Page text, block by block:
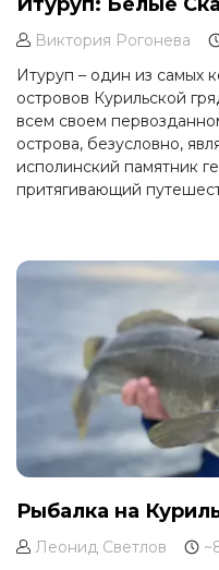
Виктория Рогонева
Итуруп – один из самых
островов Курильской
всем своем
острова, безусловно,
исполинский памятник
притягивающий
каждому, кто отважится
Рыбалка на
Леонид Светлов